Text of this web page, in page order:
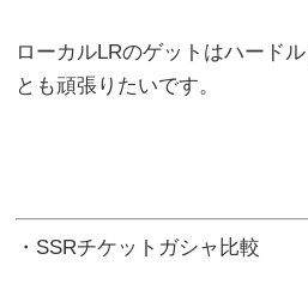
ローカルLRのゲットはハード
とも頑張りたいです。
・SSRチケットガシャ比較